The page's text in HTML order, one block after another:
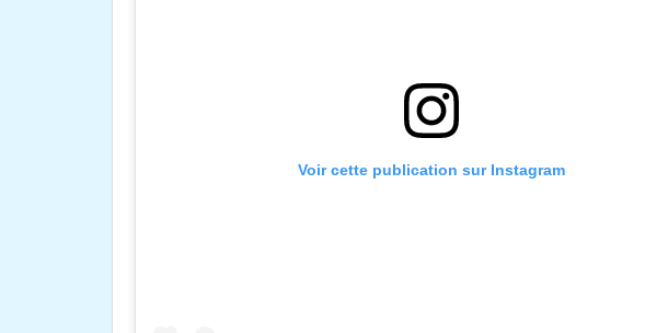
Voir cette publication sur Instagram